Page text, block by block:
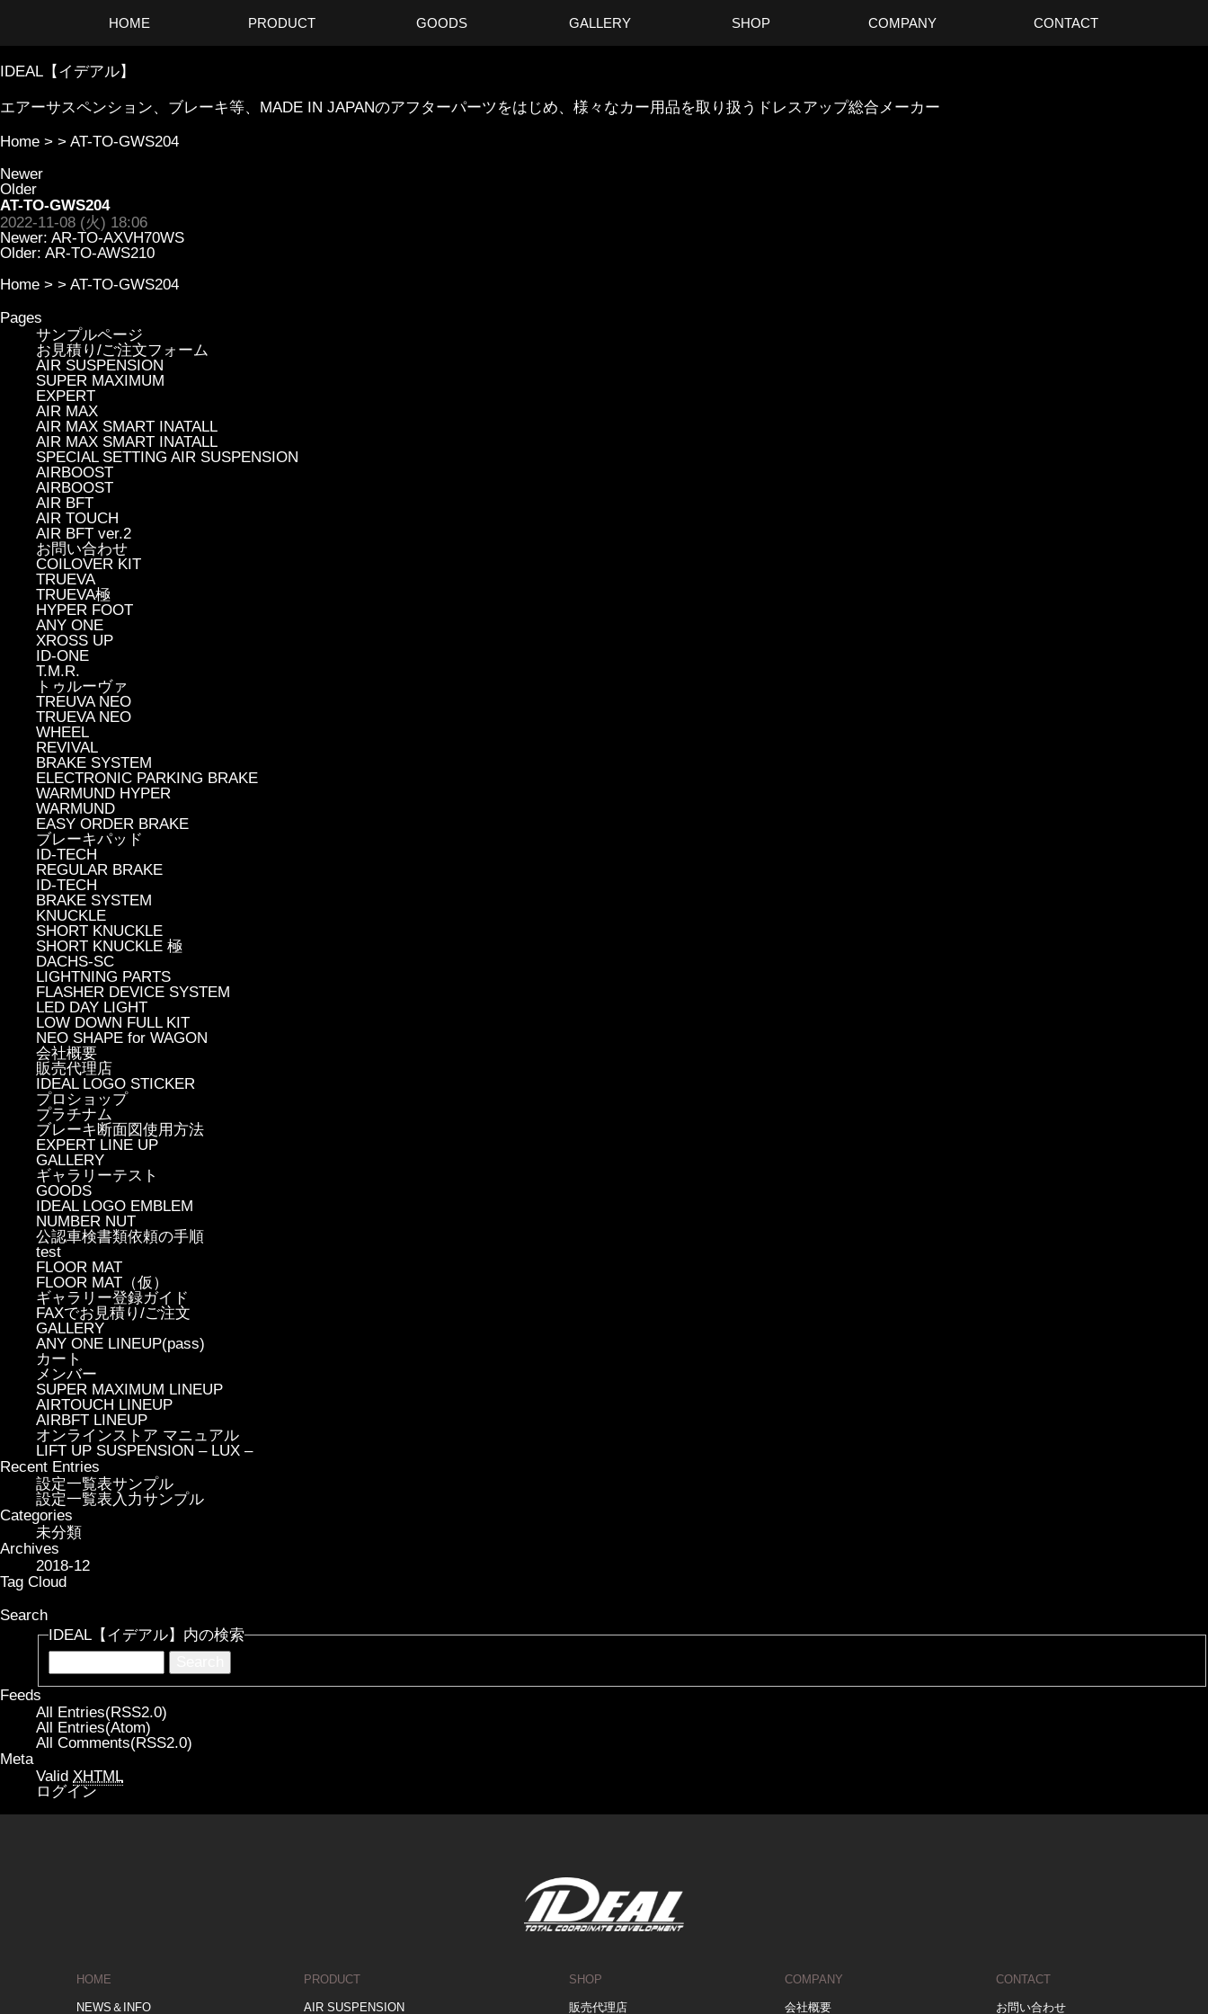
HOME PRODUCT GOODS GALLERY SHOP COMPANY CONTACT
IDEAL【イデアル】
エアーサスペンション、ブレーキ等、MADE IN JAPANのアフターパーツをはじめ、様々なカー用品を取り扱うドレスアップ総合メーカー
Home > > AT-TO-GWS204
Newer
Older
AT-TO-GWS204
2022-11-08 (火) 18:06
Newer: AR-TO-AXVH70WS
Older: AR-TO-AWS210
Home > > AT-TO-GWS204
Pages
サンプルページ
お見積り/ご注文フォーム
AIR SUSPENSION
SUPER MAXIMUM
EXPERT
AIR MAX
AIR MAX SMART INATALL
AIR MAX SMART INATALL
SPECIAL SETTING AIR SUSPENSION
AIRBOOST
AIRBOOST
AIR BFT
AIR TOUCH
AIR BFT ver.2
お問い合わせ
COILOVER KIT
TRUEVA
TRUEVA極
HYPER FOOT
ANY ONE
XROSS UP
ID-ONE
T.M.R.
トゥルーヴァ
TREUVA NEO
TRUEVA NEO
WHEEL
REVIVAL
BRAKE SYSTEM
ELECTRONIC PARKING BRAKE
WARMUND HYPER
WARMUND
EASY ORDER BRAKE
ブレーキパッド
ID-TECH
REGULAR BRAKE
ID-TECH
BRAKE SYSTEM
KNUCKLE
SHORT KNUCKLE
SHORT KNUCKLE 極
DACHS-SC
LIGHTNING PARTS
FLASHER DEVICE SYSTEM
LED DAY LIGHT
LOW DOWN FULL KIT
NEO SHAPE for WAGON
会社概要
販売代理店
IDEAL LOGO STICKER
プロショップ
プラチナム
ブレーキ断面図使用方法
EXPERT LINE UP
GALLERY
ギャラリーテスト
GOODS
IDEAL LOGO EMBLEM
NUMBER NUT
公認車検書類依頼の手順
test
FLOOR MAT
FLOOR MAT（仮）
ギャラリー登録ガイド
FAXでお見積り/ご注文
GALLERY
ANY ONE LINEUP(pass)
カート
メンバー
SUPER MAXIMUM LINEUP
AIRTOUCH LINEUP
AIRBFT LINEUP
オンラインストア マニュアル
LIFT UP SUSPENSION – LUX –
Recent Entries
設定一覧表サンプル
設定一覧表入力サンプル
Categories
未分類
Archives
2018-12
Tag Cloud
Search
IDEAL【イデアル】内の検索
Feeds
All Entries(RSS2.0)
All Entries(Atom)
All Comments(RSS2.0)
Meta
Valid XHTML
ログイン
HOME
NEWS＆INFO
PRODUCT
AIR SUSPENSION
SHOP
販売代理店
COMPANY
会社概要
CONTACT
お問い合わせ